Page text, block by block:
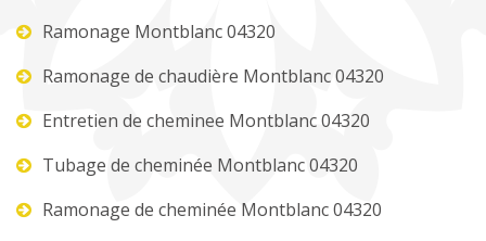
Ramonage Montblanc 04320
Ramonage de chaudière Montblanc 04320
Entretien de cheminee Montblanc 04320
Tubage de cheminée Montblanc 04320
Ramonage de cheminée Montblanc 04320